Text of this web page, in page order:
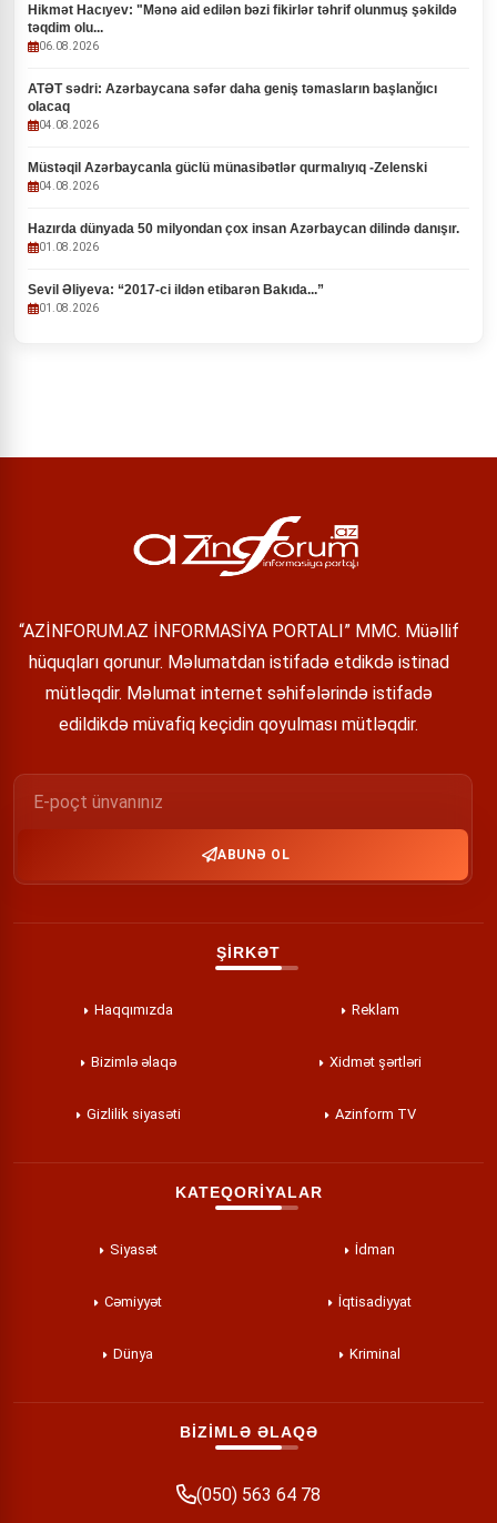
Hikmət Hacıyev: "Mənə aid edilən bəzi fikirlər təhrif olunmuş şəkildə
təqdim olu...
06.08.2026
ATƏT sədri: Azərbaycana səfər daha geniş təmasların başlanğıcı
olacaq
04.08.2026
Müstəqil Azərbaycanla güclü münasibətlər qurmalıyıq -Zelenski
04.08.2026
Hazırda dünyada 50 milyondan çox insan Azərbaycan dilində danışır.
01.08.2026
Sevil Əliyeva: “2017-ci ildən etibarən Bakıda...”
01.08.2026
“AZİNFORUM.AZ İNFORMASİYA PORTALI” MMC. Müəllif
hüquqları qorunur. Məlumatdan istifadə etdikdə istinad
mütləqdir. Məlumat internet səhifələrində istifadə
edildikdə müvafiq keçidin qoyulması mütləqdir.
ABUNƏ OL
ŞİRKƏT
Haqqımızda Reklam
Bizimlə əlaqə Xidmət şərtləri
Gizlilik siyasəti Azinform TV
KATEQORİYALAR
Siyasət İdman
Cəmiyyət İqtisadiyyat
Dünya Kriminal
BİZİMLƏ ƏLAQƏ
(050) 563 64 78